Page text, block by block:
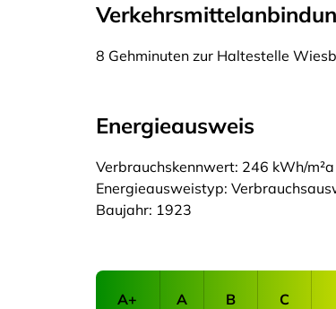
8 Gehminuten zur Haltestelle
Energieausweis
Verbrauchskennwert: 246 kWh/
Energieausweistyp:
Baujahr: 1923
A+ A B C